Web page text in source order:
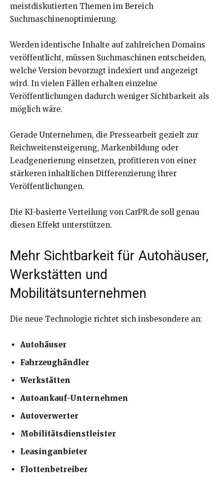
meistdiskutierten Themen im Bereich
Suchmaschinenoptimierung.
Werden identische Inhalte auf zahlreichen Domains
veröffentlicht, müssen Suchmaschinen entscheiden,
welche Version bevorzugt indexiert und angezeigt
wird. In vielen Fällen erhalten einzelne
Veröffentlichungen dadurch weniger Sichtbarkeit als
möglich wäre.
Gerade Unternehmen, die Pressearbeit gezielt zur
Reichweitensteigerung, Markenbildung oder
Leadgenerierung einsetzen, profitieren von einer
stärkeren inhaltlichen Differenzierung ihrer
Veröffentlichungen.
Die KI-basierte Verteilung von CarPR.de soll genau
diesen Effekt unterstützen.
Mehr Sichtbarkeit für Autohäuser,
Werkstätten und
Mobilitätsunternehmen
Die neue Technologie richtet sich insbesondere an:
Autohäuser
Fahrzeughändler
Werkstätten
Autoankauf-Unternehmen
Autoverwerter
Mobilitätsdienstleister
Leasinganbieter
Flottenbetreiber